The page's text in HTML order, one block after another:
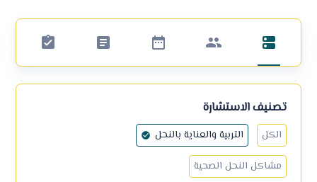
تصنيف الاستشارة
الكل
التربية والعناية بالنحل
مشاكل النحل الصحية